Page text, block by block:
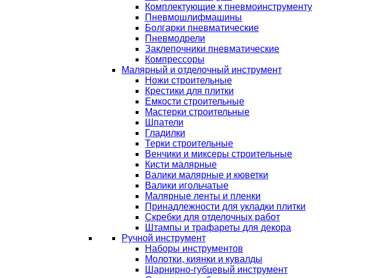
Комплектующие к пневмоинструменту
Пневмошлифмашины
Болгарки пневматические
Пневмодрели
Заклепочники пневматические
Компрессоры
Малярный и отделочный инструмент
Ножи строительные
Крестики для плитки
Емкости строительные
Мастерки строительные
Шпатели
Гладилки
Терки строительные
Венчики и миксеры строительные
Кисти малярные
Валики малярные и кюветки
Валики игольчатые
Малярные ленты и пленки
Принадлежности для укладки плитки
Скребки для отделочных работ
Штампы и трафареты для декора
Ручной инструмент
Наборы инструментов
Молотки, киянки и кувалды
Шарнирно-губцевый инструмент